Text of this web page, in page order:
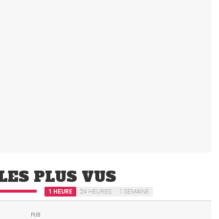
PLUS VUS
1 HEURE 24 HEURES 1 SEMAINE